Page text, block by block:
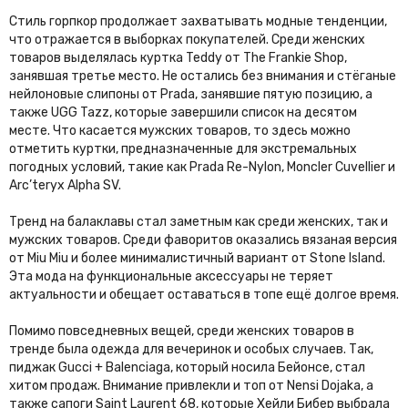
Стиль горпкор продолжает захватывать модные тенденции,
что отражается в выборках покупателей. Среди женских
товаров выделялась куртка Teddy от The Frankie Shop,
занявшая третье место. Не остались без внимания и стёганые
нейлоновые слипоны от Prada, занявшие пятую позицию, а
также UGG Tazz, которые завершили список на десятом
месте. Что касается мужских товаров, то здесь можно
отметить куртки, предназначенные для экстремальных
погодных условий, такие как Prada Re-Nylon, Moncler Cuvellier и
Arc’teryx Alpha SV.
Тренд на балаклавы стал заметным как среди женских, так и
мужских товаров. Среди фаворитов оказались вязаная версия
от Miu Miu и более минималистичный вариант от Stone Island.
Эта мода на функциональные аксессуары не теряет
актуальности и обещает оставаться в топе ещё долгое время.
Помимо повседневных вещей, среди женских товаров в
тренде была одежда для вечеринок и особых случаев. Так,
пиджак Gucci + Balenciaga, который носила Бейонсе, стал
хитом продаж. Внимание привлекли и топ от Nensi Dojaka, а
также сапоги Saint Laurent 68, которые Хейли Бибер выбрала